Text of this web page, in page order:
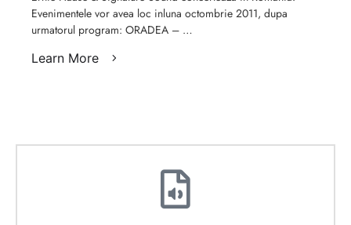
Evenimentele vor avea loc inluna octombrie 2011, dupa
urmatorul program: ORADEA – …
Learn More